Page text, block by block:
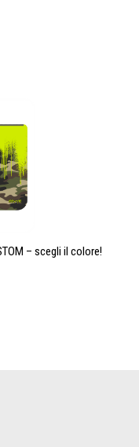
– scegli il colore!